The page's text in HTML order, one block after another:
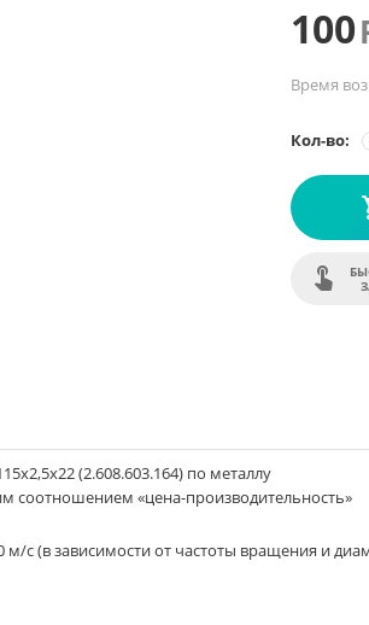
100
Время
Кол-во:
(2.608.603.164) по металлу
соотношением «цена-производительность»
с (в зависимости от частоты вращения и